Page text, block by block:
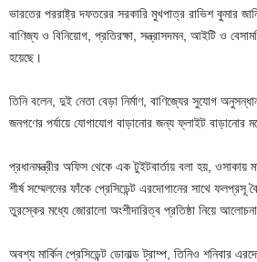
ভারতের পররাষ্ট্র দফতরের সরকারি মুখপাত্র রাভিশ কুমার
বাণিজ্য ও বিনিয়োগ, প্রতিরক্ষা, সন্ত্রাসদমন, আইটি ও
হয়েছে।
তিনি বলেন, দুই নেতা বেড়া নির্মাণ, বাণিজ্যের সুযোগ
জনগণের পর্যায়ে যোগাযোগ বাড়ানোর জন্য ফ্লাইট বাড়ানোর
প্রধানমন্ত্রীর অফিস থেকে এক টুইটবার্তায় বলা হয়, ওসাকায়
শীর্ষ সম্মেলনের ফাঁকে প্রেসিডেন্ট এরদোগানের সাথে
তুরস্কের মধ্যে জোরালো অংশীদারিত্ব প্রতিষ্ঠা নিয়ে
অবশ্য মার্কিন প্রেসিডেন্ট ডোনাল্ড ট্রাম্প, তিনিও শনিবার